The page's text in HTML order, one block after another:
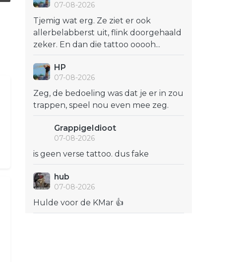
07-08-2026
Tjemig wat erg. Ze ziet er ook
allerbelabberst uit, flink doorgehaald
zeker. En dan die tattoo ooooh...
HP
07-08-2026
Zeg, de bedoeling was dat je er in zou
trappen, speel nou even mee zeg.
GrappigeIdioot
07-08-2026
is geen verse tattoo. dus fake
hub
07-08-2026
Hulde voor de KMar 👍